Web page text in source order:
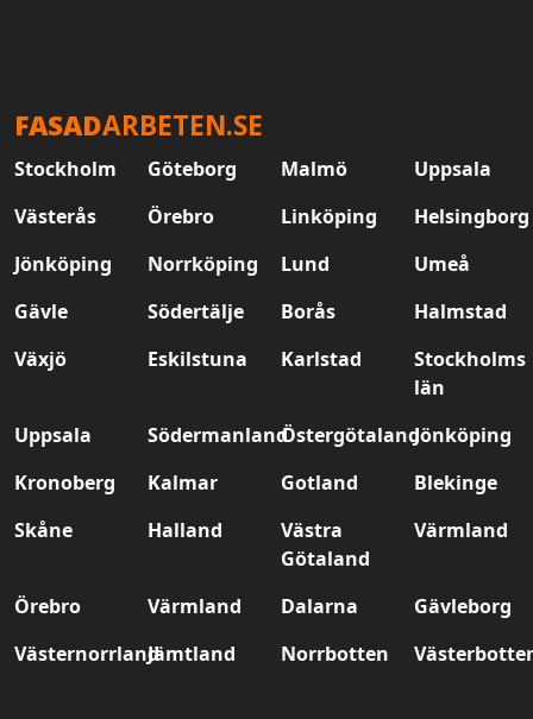
FASADARBETEN.SE
Stockholm Göteborg Malmö
Uppsala
Västerås
Örebro Linköping
Helsingborg
Jönköping
Norrköping Lund
Umeå
Gävle
Södertälje Borås
Halmstad
Växjö
Eskilstuna Karlstad
Stockholms
län
Uppsala
SödermanlandÖstergötalandJönköping
Kronoberg
Kalmar Gotland
Blekinge
Skåne
Halland
Västra
Götaland
Värmland
Örebro Värmland Dalarna
Gävleborg
VästernorrlandJämtland Norrbotten